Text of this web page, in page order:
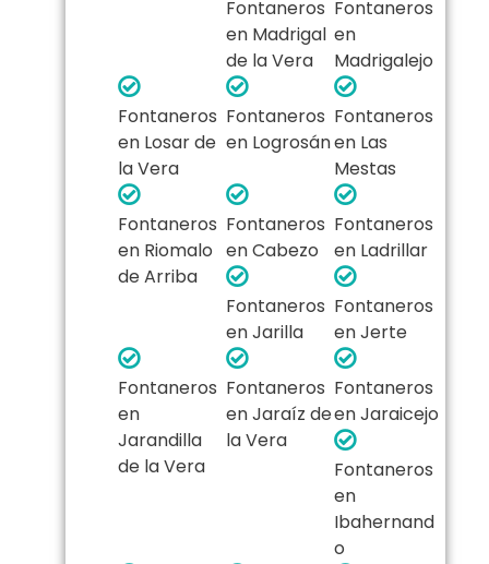
Fontaneros
en Madrigal
de la Vera
Fontaneros
en
Madrigalejo
Fontaneros
en Losar de
la Vera
Fontaneros
en Logrosán
Fontaneros
en Las
Mestas
Fontaneros
en Riomalo
de Arriba
Fontaneros
en Cabezo
Fontaneros
en Ladrillar
Fontaneros
en Jarilla
Fontaneros
en Jerte
Fontaneros
en
Jarandilla
de la Vera
Fontaneros
en Jaraíz de
la Vera
Fontaneros
en Jaraicejo
Fontaneros
en
Ibahernand
o